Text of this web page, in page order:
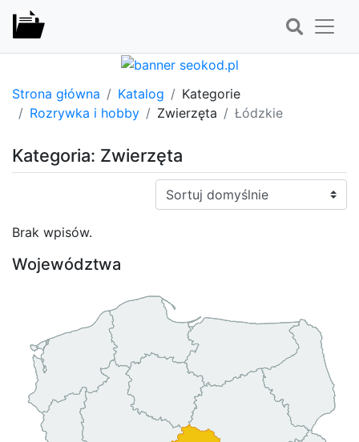
Strona główna Katalog
Kategorie
Rozrywka i hobby
Zwierzęta Łódzkie
Kategoria: Zwierzęta
Sortuj:
Brak wpisów.
Województwa